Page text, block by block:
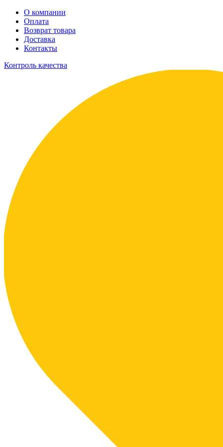
О компании
Оплата
Возврат товара
Доставка
Контакты
Контроль качества